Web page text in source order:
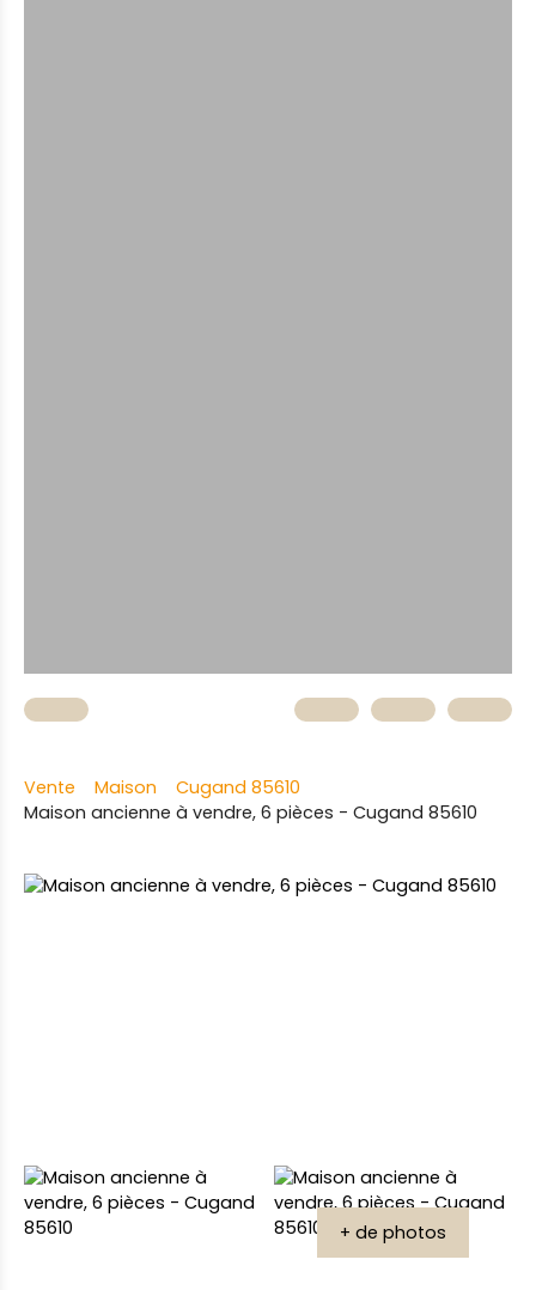
Vente Maison
Cugand 85610
Maison ancienne à vendre, 6 pièces - Cugand 85610
+ de photos